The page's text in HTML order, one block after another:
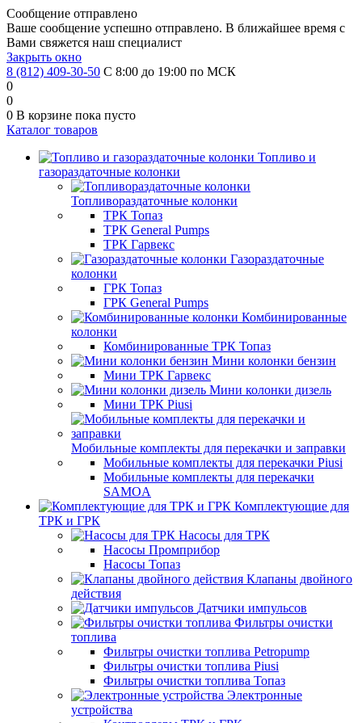
Сообщение отправлено
Ваше сообщение успешно отправлено. В ближайшее время с
Вами свяжется наш специалист
Закрыть окно
8 (812) 409-30-50 С 8:00 до 19:00 по МСК
0
0
0 В корзине пока пусто
Каталог товаров
Топливо и
газораздаточные колонки
Топливораздаточные колонки
ТРК Топаз
ТРК General Pumps
ТРК Гарвекс
Газораздаточные
колонки
ГРК Топаз
ГРК General Pumps
Комбинированные
колонки
Комбинированные ТРК Топаз
Мини колонки бензин
Мини ТРК Гарвекс
Мини колонки дизель
Мини ТРК Piusi
Мобильные комплекты для перекачки и заправки
Мобильные комплекты для перекачки Piusi
Мобильные комплекты для перекачки
SAMOA
Комплектующие для
ТРК и ГРК
Насосы для ТРК
Насосы Промприбор
Насосы Топаз
Клапаны двойного
действия
Датчики импульсов
Фильтры очистки
топлива
Фильтры очистки топлива Petropump
Фильтры очистки топлива Piusi
Фильтры очистки топлива Топаз
Электронные
устройства